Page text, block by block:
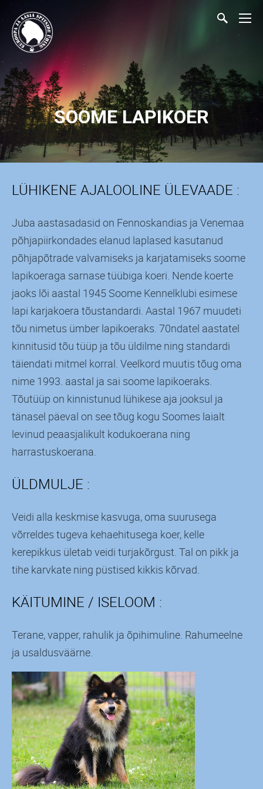
SOOME LAPIKOER
LÜHIKENE AJALOOLINE ÜLEVAADE :
Juba aastasadasid on Fennoskandias ja Venemaa
põhjapiirkondades elanud laplased kasutanud
põhjapõtrade valvamiseks ja karjatamiseks soome
lapikoeraga sarnase tüübiga koeri. Nende koerte
jaoks lõi aastal 1945 Soome Kennelklubi esimese
lapi karjakoera tõustandardi. Aastal 1967 muudeti
tõu nimetus ümber lapikoeraks. 70ndatel aastatel
kinnitusid tõu tüüp ja tõu üldilme ning standardi
täiendati mitmel korral. Veelkord muutis tõug oma
nime 1993. aastal ja sai soome lapikoeraks.
Tõutüüp on kinnistunud lühikese aja jooksul ja
tänasel päeval on see tõug kogu Soomes laialt
levinud peaasjalikult kodukoerana ning
harrastuskoerana.
ÜLDMULJE :
Veidi alla keskmise kasvuga, oma suurusega
võrreldes tugeva kehaehitusega koer, kelle
kerepikkus ületab veidi turjakõrgust. Tal on pikk ja
tihe karvkate ning püstised kikkis kõrvad.
KÄITUMINE / ISELOOM :
Terane, vapper, rahulik ja õpihimuline. Rahumeelne
ja usaldusväärne.